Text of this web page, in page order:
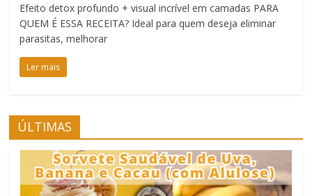
Efeito detox profundo + visual incrível em camadas PARA
QUEM É ESSA RECEITA? Ideal para quem deseja eliminar
parasitas, melhorar
Ler mais
ÚLTIMAS